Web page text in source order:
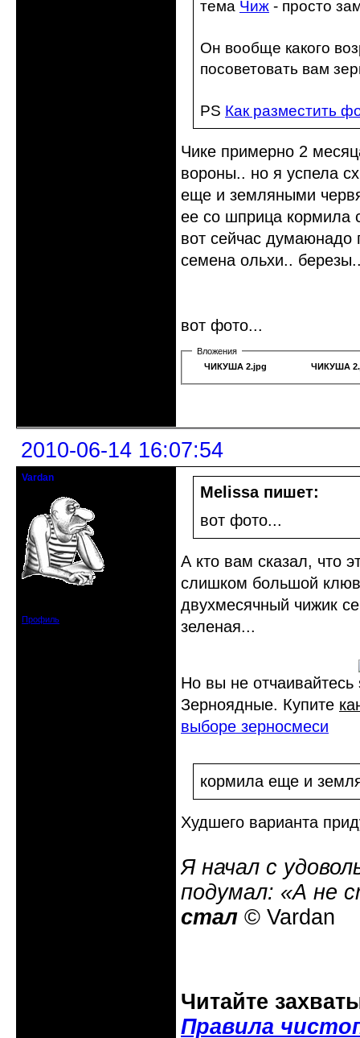
тема Чиж - просто
Он вообще какого
посоветовать вам
PS Как разместить
Чике примерно 2
вороны.. но я успела
еще и земляными
ее со шприца кормила
вот сейчас думаюнадо
семена ольхи..
вот фото...
Вложения
ЧИКУША 2.jpg
ЧИКУША
2010-06-14 16:07:54
Vardan
Профиль
Melissa пишет:
вот фото...
А кто вам сказал, что
слишком большой
двухмесячный чижик
зеленая...
Но вы не отчаивайтесь
Зерноядные. Купите
выборе зерносмеси
кормила еще и
Худшего варианта
Я начал с
подумал: «А не
стал © Vardan
Читайте
Правила